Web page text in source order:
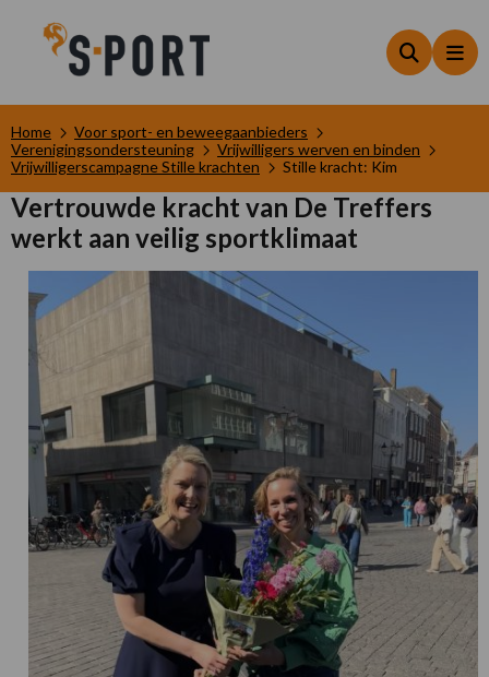
Zoeken
Home
Voor sport- en beweegaanbieders
Verenigingsondersteuning
Vrijwilligers werven en binden
Vrijwilligerscampagne Stille krachten
Stille kracht: Kim
Vertrouwde kracht van De Treffers
werkt aan veilig sportklimaat